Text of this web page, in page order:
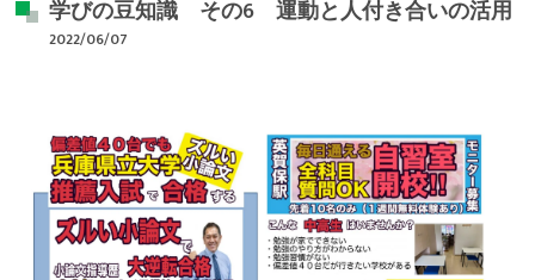
学びの豆知識 その6 運動と人付き合いの活用
2022/06/07